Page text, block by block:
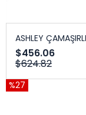
ASHLEY
$456.06
$624.82
%27